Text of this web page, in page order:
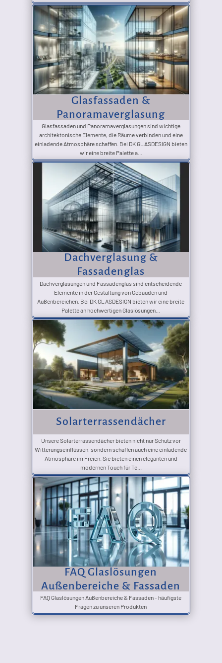
Glasfassaden &
Panoramaverglasung
Glasfassaden und Panoramaverglasungen sind wichtige
architektonische Elemente, die Räume verbinden und eine
einladende Atmosphäre schaffen. Bei DK GLASDESIGN bieten
wir eine breite Palette a...
Dachverglasung &
Fassadenglas
Dachverglasungen und Fassadenglas sind entscheidende
Elemente in der Gestaltung von Gebäuden und
Außenbereichen. Bei DK GLASDESIGN bieten wir eine breite
Palette an hochwertigen Glaslösungen...
Solarterrassendächer
Unsere Solarterrassendächer bieten nicht nur Schutz vor
Witterungseinflüssen, sondern schaffen auch eine einladende
Atmosphäre im Freien. Sie bieten einen eleganten und
modernen Touch für Te...
FAQ Glaslösungen
Außenbereiche & Fassaden
FAQ Glaslösungen Außenbereiche & Fassaden - häufigste
Fragen zu unseren Produkten